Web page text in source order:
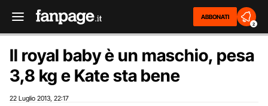
ABBONATI
2
Il royal baby è un maschio, pesa
3,8 kg e Kate sta bene
22 Luglio 2013 22:17